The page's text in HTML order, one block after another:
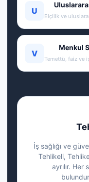
U
Elçilik ve
V
Menkul
Temettü, faiz ve
İş sağlığı ve
Tehlikeli,
ayrılır. Her